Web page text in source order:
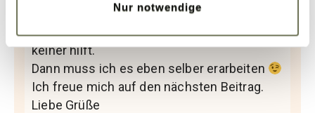
Nur notwendige
Aktuell lerne ich gerade für die Prüfung als
Ernährungsberaterin, weil mir irgendwie
keiner hilft.
Dann muss ich es eben selber erarbeiten
Ich freue mich auf den nächsten Beitrag.
Liebe Grüße